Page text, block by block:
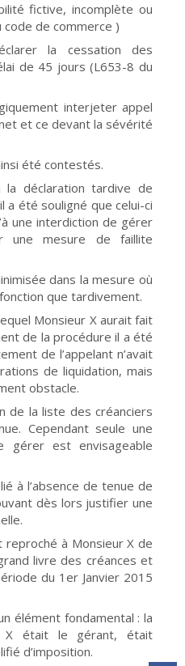
fictive, incomplète ou
de commerce )
la cessation des
de 45 jours (L653-8 du
interjeter appel
et ce devant la sévérité
été contestés.
déclaration tardive de
a été souligné que celui-ci
une interdiction de gérer
une mesure de faillite
dans la mesure où
que tardivement.
Monsieur X aurait fait
de la procédure il a été
de l’appelant n’avait
de liquidation, mais
obstacle.
de la liste des créanciers
Cependant seule une
gérer est envisageable
à l’absence de tenue de
dès lors justifier une
à Monsieur X de
livre des créances et
du 1er Janvier 2015
élément fondamental : la
X était le gérant, était
d’imposition.